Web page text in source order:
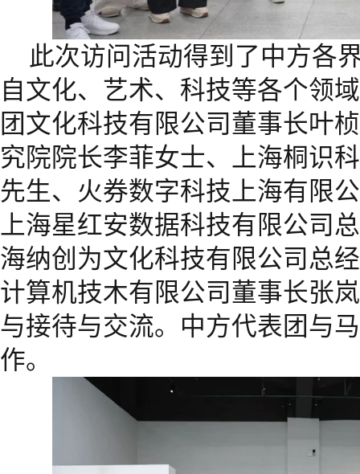
此次访问活动得到了中方各
自文化、艺术、科技等各个领
团文化科技有限公司董事长叶
究院院长李菲女士、上海桐识
先生、火券数字科技上海有限
上海星红安数据科技有限公司
海纳创为文化科技有限公司总
计算机技木有限公司董事长张
与接待与交流。中方代表团与
作。